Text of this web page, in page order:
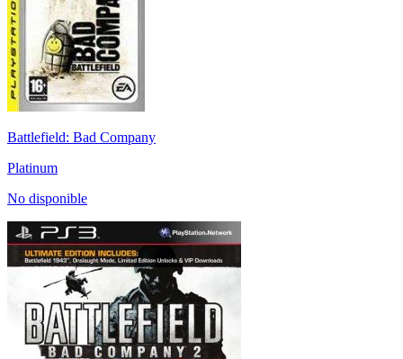
Battlefield: Bad Company
Platinum
No disponible